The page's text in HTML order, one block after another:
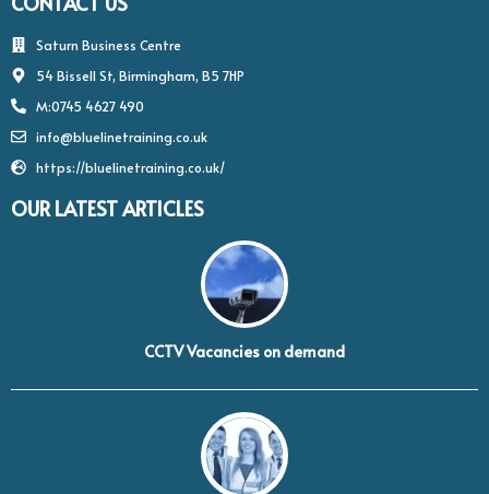
Saturn Business Centre
54 Bissell St, Birmingham, B5 7HP
M:0745 4627 490
info@bluelinetraining.co.uk
https://bluelinetraining.co.uk/
OUR LATEST ARTICLES
CCTV Vacancies on demand